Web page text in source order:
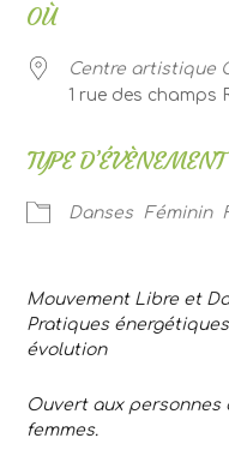
OÙ
Centre artistique
1 rue des champs
TYPE D’ÉVÈNEMENT
Danses Féminin
Mouvement Libre et
Pratiques
évolution
Ouvert aux personnes
femmes.